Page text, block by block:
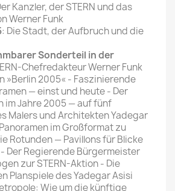
Kanzler, der STERN und das
Werner Funk
: Die Stadt, der Aufbruch und die
Sonderteil in der
Chefredakteur Werner Funk
»Berlin 2005« - Faszinierende
— einst und heute - Der
im Jahre 2005 — auf fünf
Malers und Architekten Yadegar
im Großformat zu
Rotunden — Pavillons für Blicke
Der Regierende Bürgermeister
zur STERN-Aktion - Die
Planspiele des Yadegar Asisi
Wie um die künftige